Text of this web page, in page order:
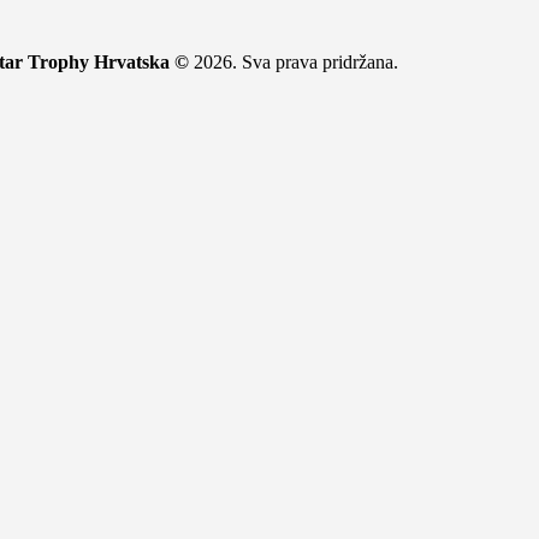
Trophy Hrvatska © 2026. Sva prava pridržana.